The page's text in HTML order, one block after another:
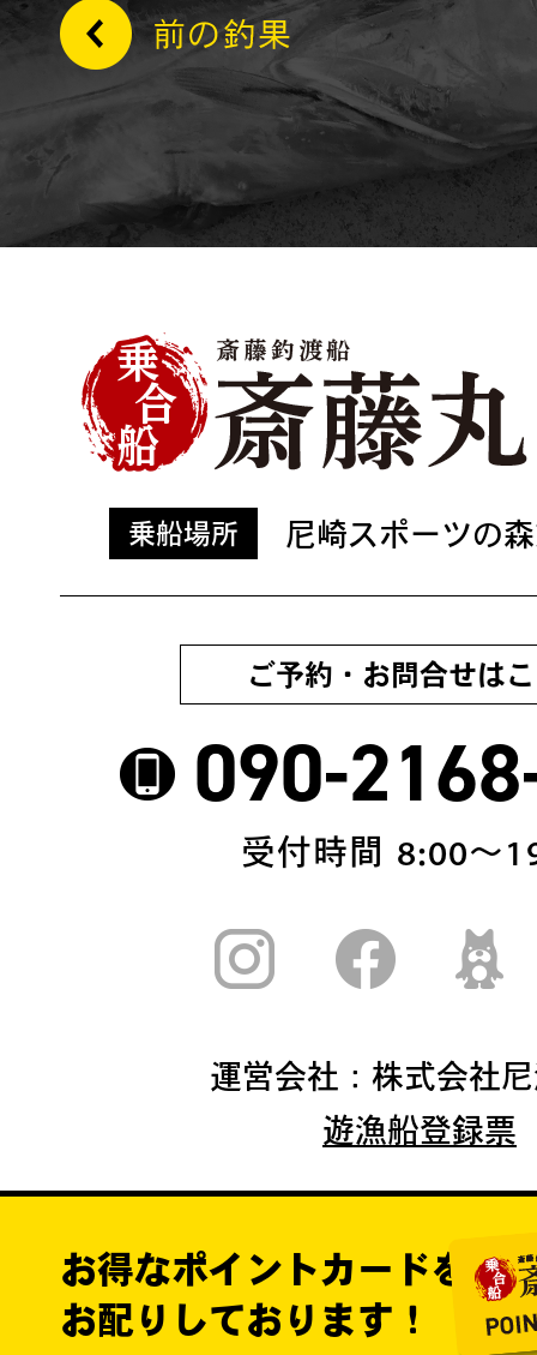
乗船場所 尼崎スポーツの
ご予約・お問合せは
090-
受付時間 8:00〜
運営会社：株式会社
遊漁船登録票
お得なポイントカードを
お配りしております！